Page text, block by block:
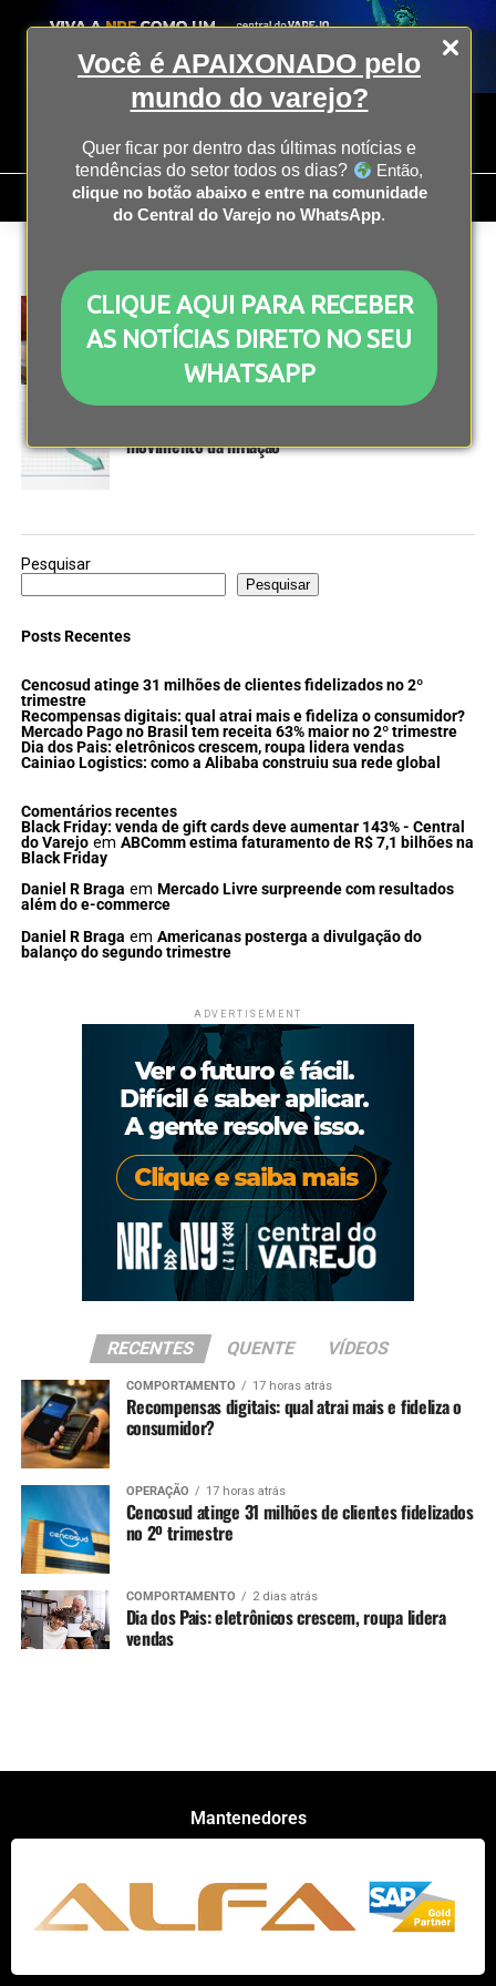
Você é APAIXONADO pelo
mundo do varejo?
Quer ficar por dentro das últimas notícias e
tendências do setor todos os dias?
Então,
clique no botão abaixo e entre na comunidade
do Central do Varejo no WhatsApp.
CLIQUE AQUI PARA RECEBER
AS NOTÍCIAS DIRETO NO SEU
WHATSAPP
All posts tagged "inadimplência das empresas"
ECONOMIA 1 ano atrás
Inadimplência das empresas tem aumento de
11,49% em março
ECONOMIA 2 anos atrás
movimento da inflação
Pesquisar
Pesquisar
Posts Recentes
Cencosud atinge 31 milhões de clientes fidelizados no 2º
trimestre
Recompensas digitais: qual atrai mais e fideliza o consumidor?
Mercado Pago no Brasil tem receita 63% maior no 2º trimestre
Dia dos Pais: eletrônicos crescem, roupa lidera vendas
Cainiao Logistics: como a Alibaba construiu sua rede global
Comentários recentes
Black Friday: venda de gift cards deve aumentar 143% - Central
do Varejoem ABComm estima faturamento de R$ 7,1 bilhões na
Black Friday
Daniel R Braga em Mercado Livre surpreende com resultados
além do e-commerce
Daniel R Braga em Americanas posterga a divulgação do
balanço do segundo trimestre
ADVERTISEMENT
RECENTES QUENTE VÍDEOS
COMPORTAMENTO 17 horas atrás
Recompensas digitais: qual atrai mais e fideliza o
consumidor?
OPERAÇÃO 17 horas atrás
Cencosud atinge 31 milhões de clientes fidelizados
no 2º trimestre
COMPORTAMENTO 2 dias atrás
Dia dos Pais: eletrônicos crescem, roupa lidera
vendas
Mantenedores